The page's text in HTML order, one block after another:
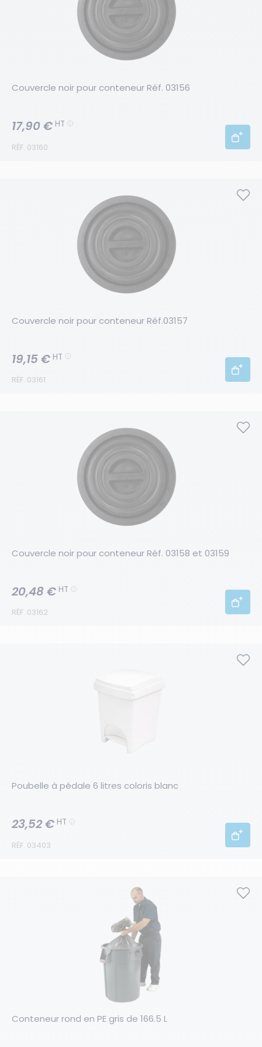
Couvercle noir pour conteneur Réf. 03156
RÉF. 03160
17,90 € HT
Couvercle noir pour conteneur Réf.03157
RÉF. 03161
19,15 € HT
Couvercle noir pour conteneur Réf. 03158 et 03159
RÉF. 03162
20,48 € HT
Poubelle à pédale 6 litres coloris blanc
RÉF. 03403
23,52 € HT
Conteneur rond en PE gris de 166.5 L